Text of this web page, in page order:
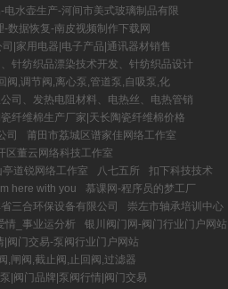
水壶生产-河间市美式玻璃制品有限
-数据恢复-南皮视频制作下载网
|家用电器|电子产品|通讯器材销售
针纺织品漂染技术开发、针纺织品设计
阀,调节阀,离心泵,管道泵,自吸泵,化
司、发热电阻材料、电热丝、电热管销
纤维棉生产厂家|天长陶瓷纤维棉价格
司
莆田市荔城区谱家佳网络工作室
区董云网络科技工作室
道锐网络工作室
八七五所
扣下科技技术
here with you
慕课网-程序员的梦工厂
三合环保设备有限公司
崇左市轴承培训中心
情_事业运分析
银川阀门网-阀门行业门户网站
|阀门交易-泵阀行业门户网站
,闸阀,截止阀,止回阀,过滤器
|阀门品牌|泵阀行情|阀门交易